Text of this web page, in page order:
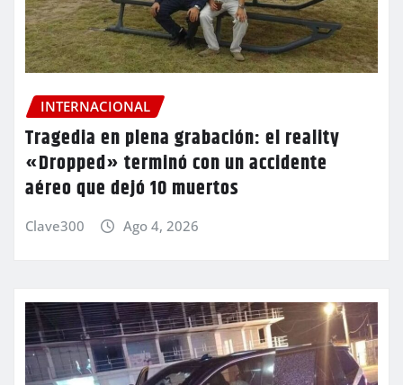
INTERNACIONAL
Tragedia en plena grabación: el reality
«Dropped» terminó con un accidente
aéreo que dejó 10 muertos
Clave300 Ago 4, 2026